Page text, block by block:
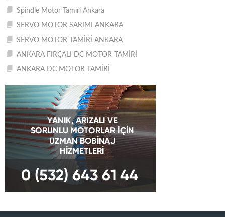
Spindle Motor Tamiri Ankara
SERVO MOTOR SARIMI ANKARA
SERVO MOTOR TAMİRİ ANKARA
ANKARA FIRÇALI DC MOTOR TAMİRİ
ANKARA DC MOTOR TAMİRİ